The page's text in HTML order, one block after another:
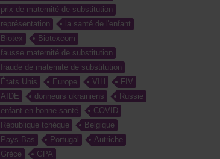
prix de maternité de substitution
représentation
la santé de l'enfant
Biotex
Biotexcom
fausse maternité de substitution
fraude de maternité de substitution
États Unis
Europe VIH
FIV
AIDE
donneurs ukrainiens
Russie
enfant en bonne santé
COVID
République tchèque
Belgique
Pays Bas
Portugal
Autriche
Grèce
GPA